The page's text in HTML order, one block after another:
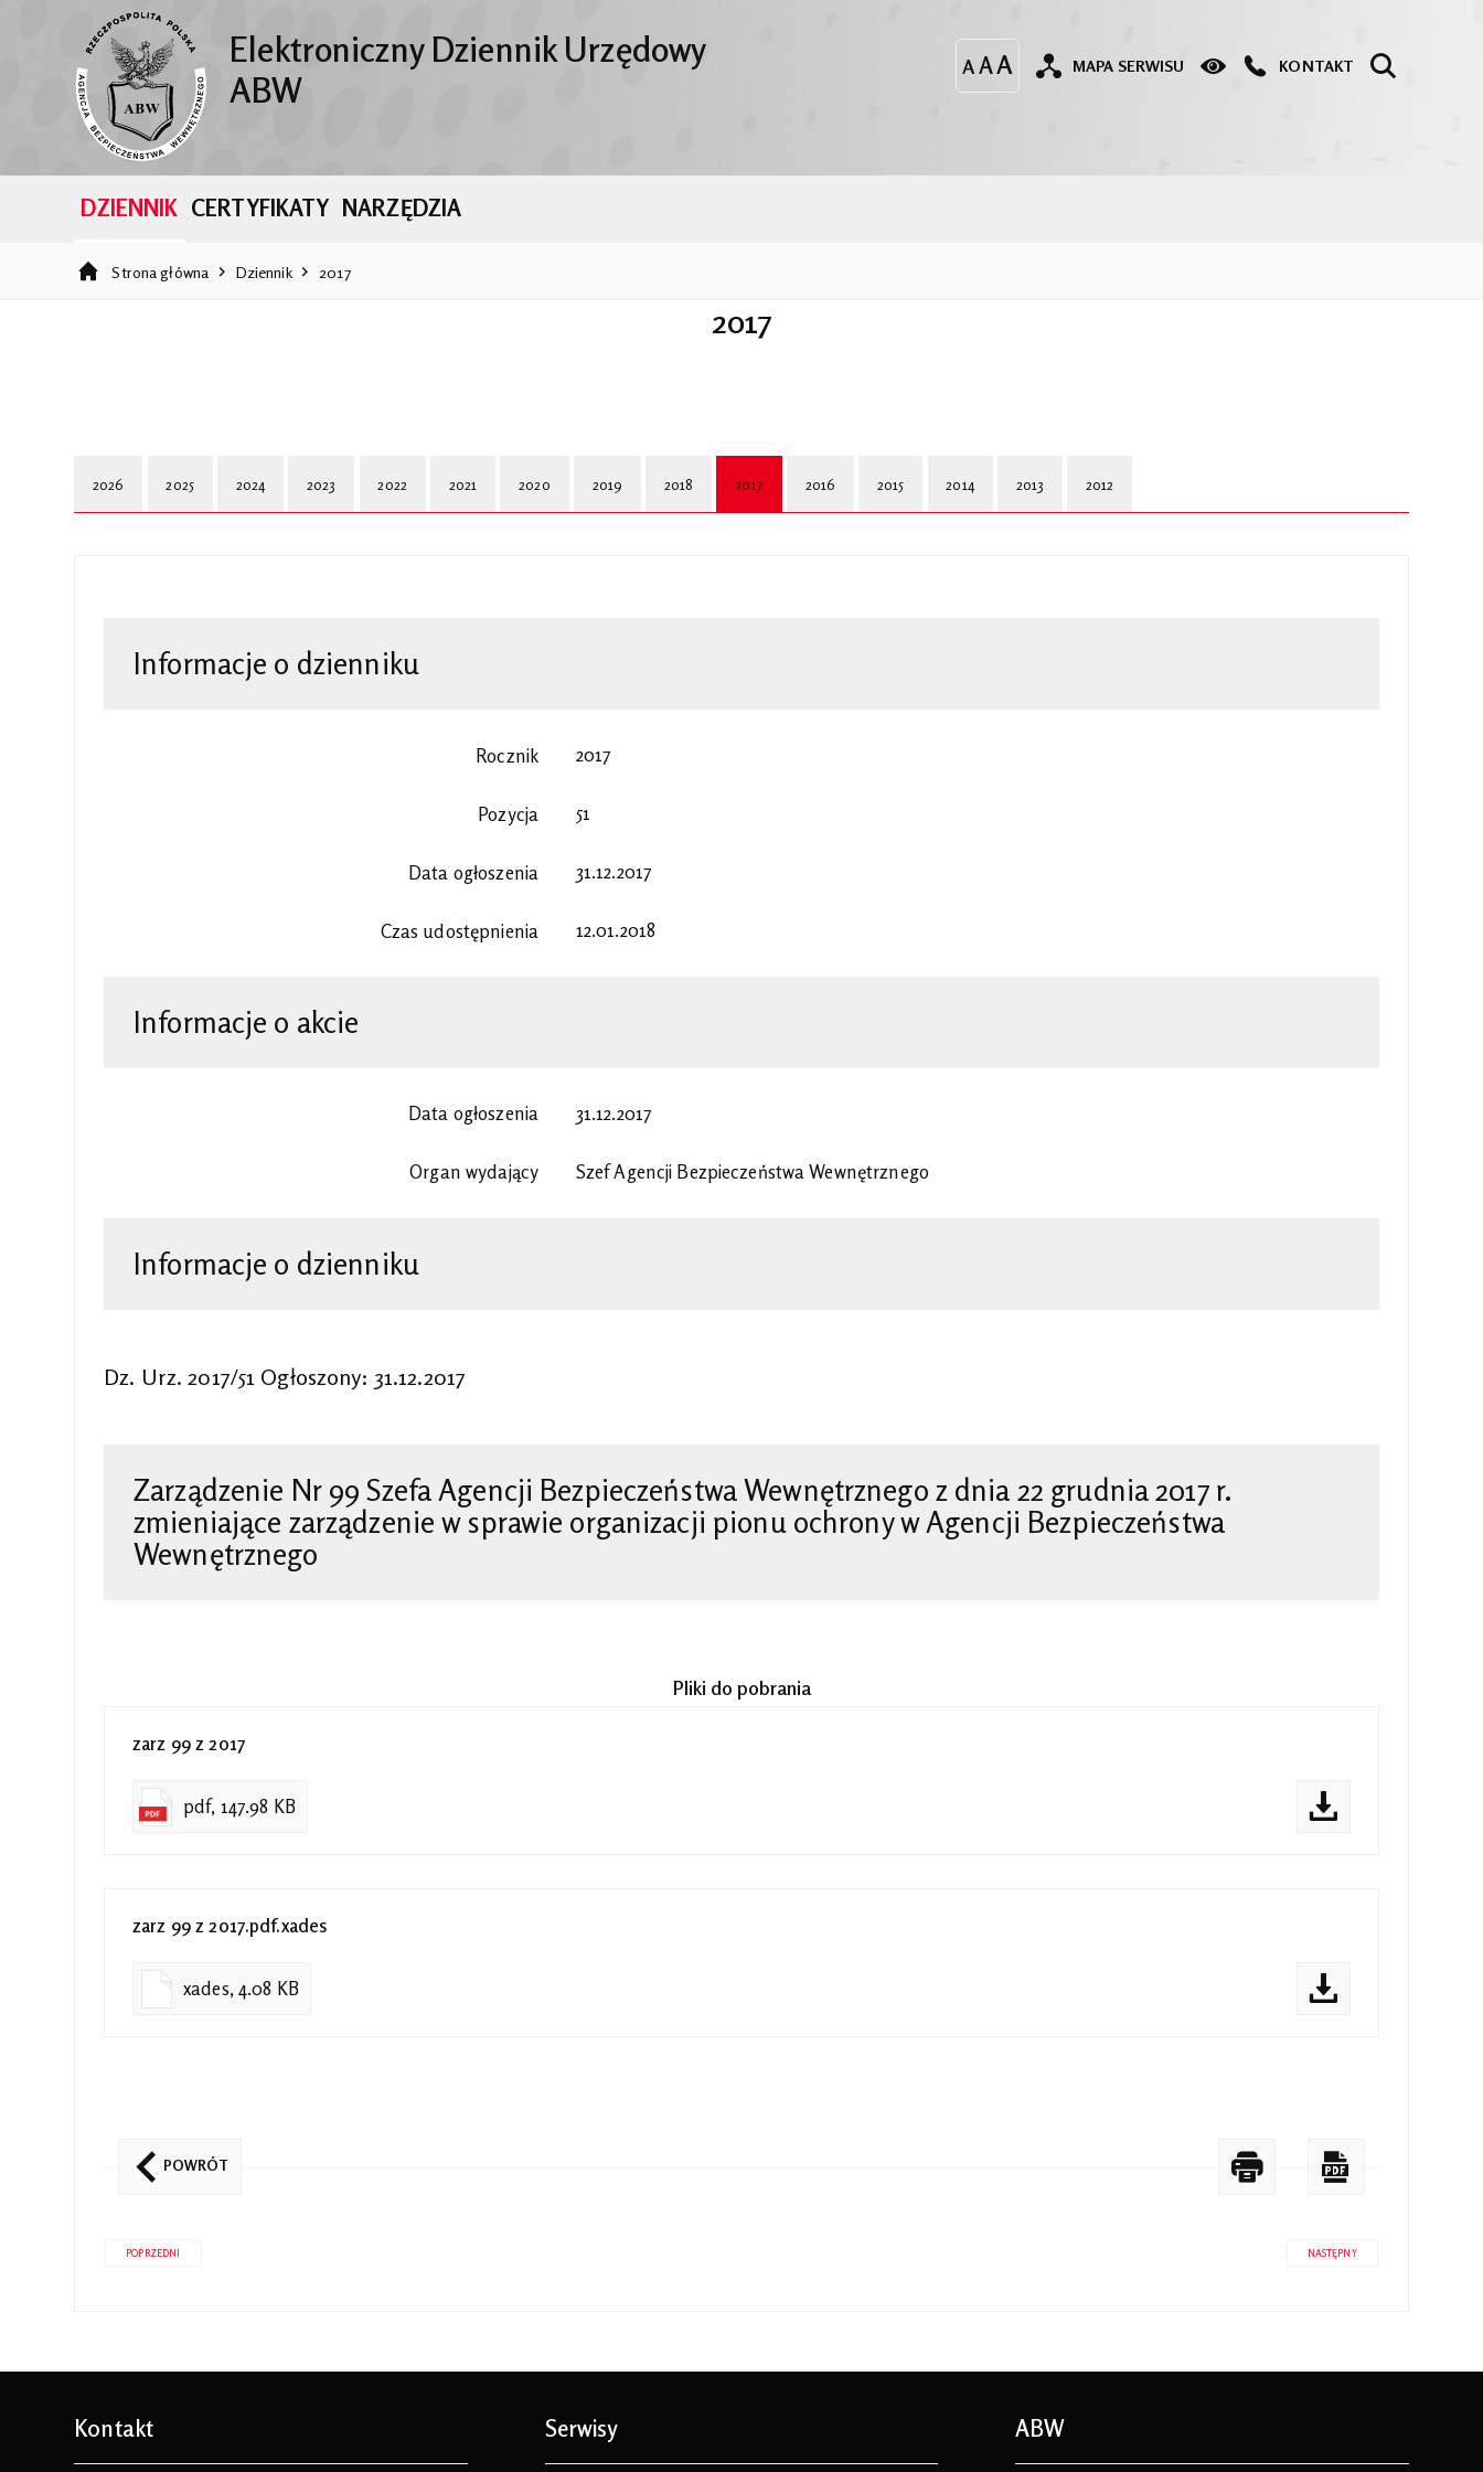
Elektroniczny Dziennik Urzędowy
ABW
MAPA SERWISU KONTAKT
DZIENNIK CERTYFIKATY NARZĘDZIA
Strona główna Dziennik 2017
2017
2026 2025 2024 2023 2022 2021 2020 2019 2018 2017 2016 2015 2014 2013 2012
Informacje o dzienniku
Rocznik 2017
Pozycja 51
Data ogłoszenia 31.12.2017
Czas udostępnienia 12.01.2018
Informacje o akcie
Data ogłoszenia 31.12.2017
Organ wydający Szef Agencji Bezpieczeństwa Wewnętrznego
Informacje o dzienniku
Dz. Urz. 2017/51 Ogłoszony: 31.12.2017
Zarządzenie Nr 99 Szefa Agencji Bezpieczeństwa Wewnętrznego z dnia 22 grudnia 2017 r.
zmieniające zarządzenie w sprawie organizacji pionu ochrony w Agencji Bezpieczeństwa
Wewnętrznego
Pliki do pobrania
zarz 99 z 2017
pdf, 147.98 KB
zarz 99 z 2017.pdf.xades
xades, 4.08 KB
POWRÓT
POPRZEDNI NASTĘPNY
Kontakt Serwisy ABW